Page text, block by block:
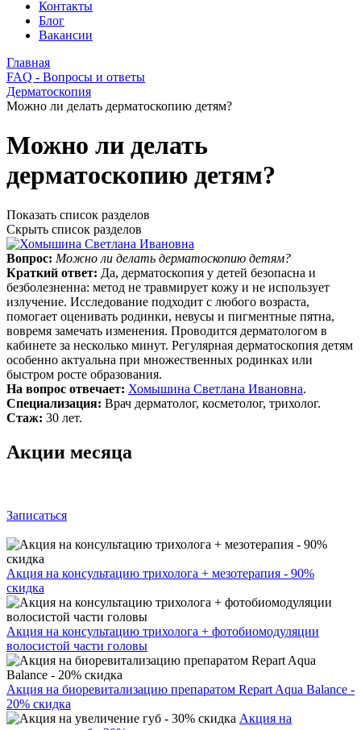
Контакты
Блог
Вакансии
Главная
FAQ - Вопросы и ответы
Дерматоскопия
Можно ли делать дерматоскопию детям?
Можно ли делать
дерматоскопию детям?
Показать список разделов
Скрыть список разделов
Вопрос: Можно ли делать дерматоскопию детям?
Краткий ответ: Да, дерматоскопия у детей безопасна и
безболезненна: метод не травмирует кожу и не использует
излучение. Исследование подходит с любого возраста,
помогает оценивать родинки, невусы и пигментные пятна,
вовремя замечать изменения. Проводится дерматологом в
кабинете за несколько минут. Регулярная дерматоскопия детям
особенно актуальна при множественных родинках или
быстром росте образования.
На вопрос отвечает: Хомышина Светлана Ивановна.
Специализация: Врач дерматолог, косметолог, трихолог.
Стаж: 30 лет.
Акции месяца
Записаться
Акция на консультацию трихолога + мезотерапия - 90%
скидка
Акция на консультацию трихолога + фотобиомодуляции
волосистой части головы
Акция на биоревитализацию препаратом Repart Aqua Balance -
20% скидка
Акция на